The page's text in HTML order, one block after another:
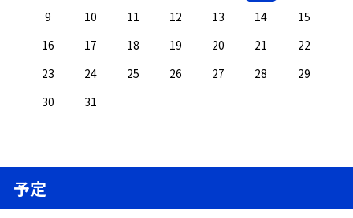
9
10 11 12 13 14
15
16
17 18 19 20 21
22
23
24 25 26 27 28
29
30
31
予定